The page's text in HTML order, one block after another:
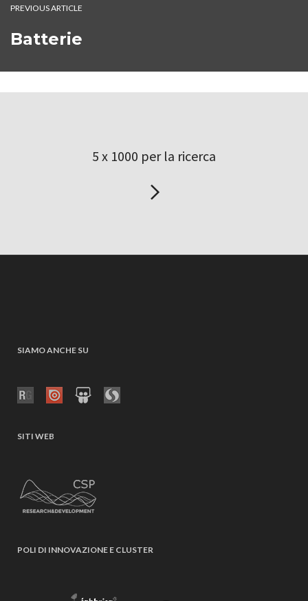
PREVIOUS ARTICLE
Batterie
5 x 1000 per la ricerca
SIAMO ANCHE SU
SITI WEB
POLI DI INNOVAZIONE E CLUSTER